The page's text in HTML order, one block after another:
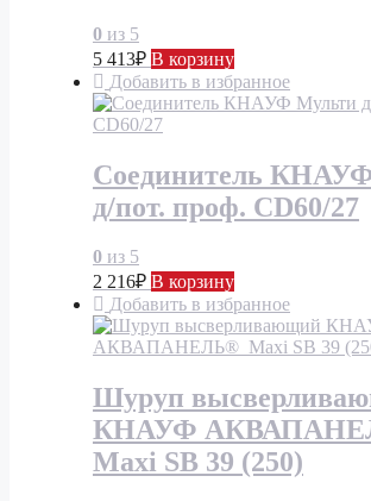
0 из 5
5 413₽ В корзину
Добавить в избранное
Соединитель
д/пот. проф. CD60/27
0 из 5
2 216₽ В корзину
Добавить в избранное
Шуруп
КНАУФ
Maxi SB 39 (250)